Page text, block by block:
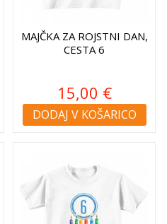
MAJČKA ZA ROJSTNI DAN,
CESTA 6
15,00 €
DODAJ V KOŠARICO